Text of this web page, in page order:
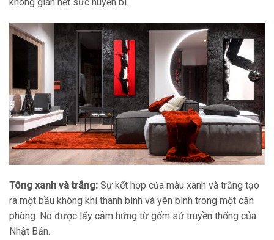
không gian hết sức huyền bí.
Tông xanh và trắng: Sự kết hợp của màu xanh và trắng tạo
ra một bầu không khí thanh bình và yên bình trong một căn
phòng. Nó được lấy cảm hứng từ gốm sứ truyền thống của
Nhật Bản.